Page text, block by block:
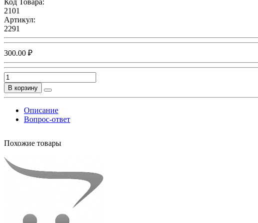
2101
Артикул:
2291
300.00 ₽
В корзину
Описание
Вопрос-ответ
Похожие товары